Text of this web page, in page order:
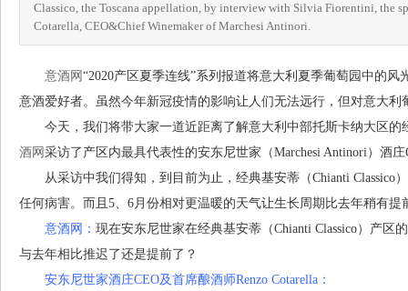
Classico, the Toscana appellation, by interview with Silvia Fiorentini, the
Cotarella, CEO&Chief Winemaker of Marchesi Antinori.
意酒网 “2020产区夏季连线”系列报道将意大利夏季葡萄园中的
意酒爱好者。虽然今年新冠疫情的影响让人们无法远行，但对意大
今天，我们将带大家一道近距离了解意大利中部托斯卡纳大区的
酒网 采访了产区内最具代表性的安东尼世家（Marchesi Antinori）酒庄
从采访中我们得知，到目前为止，经典基安蒂（Chianti Classico
任何病害。而且5、6月份相对更温暖的天气让生长周期比去年稍有提
意酒网： 现在安东尼世家在经典基安蒂（Chianti Classico）产区
与去年相比推迟了还是提前了？
安东尼世家酒庄CEO及首席酿酒师Renzo Cotarella：